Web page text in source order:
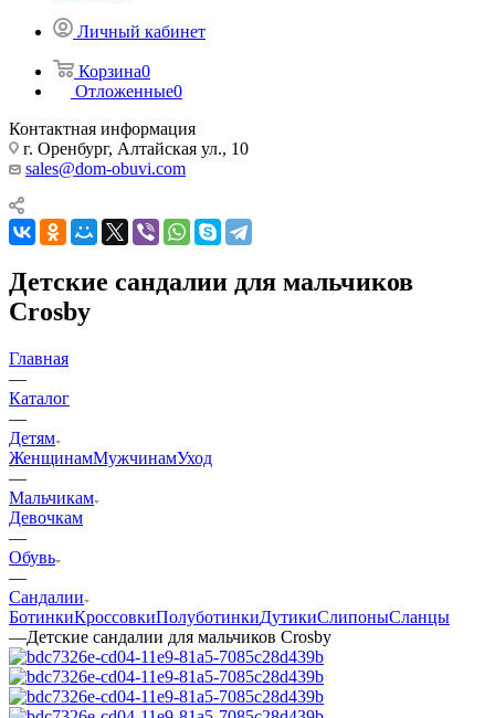
Личный кабинет
Корзина0
Отложенные0
Контактная информация
г. Оренбург, Алтайская ул., 10
sales@dom-obuvi.com
Детские сандалии для мальчиков
Crosby
Главная
—
Каталог
—
Детям
ЖенщинамМужчинамУход
—
Мальчикам
Девочкам
—
Обувь
—
Сандалии
БотинкиКроссовкиПолуботинкиДутикиСлипоныСланцы
—Детские сандалии для мальчиков Crosby